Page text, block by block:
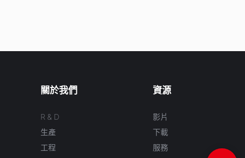
關於我們
R & D
生產
工程
資源
影片
下載
服務